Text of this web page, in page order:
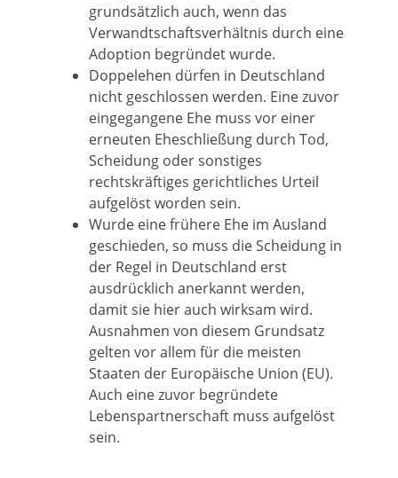
grundsätzlich auch, wenn das
Verwandtschaftsverhältnis durch eine
Adoption begründet wurde.
Doppelehen dürfen in Deutschland
nicht geschlossen werden. Eine zuvor
eingegangene Ehe muss vor einer
erneuten Eheschließung durch Tod,
Scheidung oder sonstiges
rechtskräftiges gerichtliches Urteil
aufgelöst worden sein.
Wurde eine frühere Ehe im Ausland
geschieden, so muss die Scheidung in
der Regel in Deutschland erst
ausdrücklich anerkannt werden,
damit sie hier auch wirksam wird.
Ausnahmen von diesem Grundsatz
gelten vor allem für die meisten
Staaten der Europäische Union (EU).
Auch eine zuvor begründete
Lebenspartnerschaft muss aufgelöst
sein.